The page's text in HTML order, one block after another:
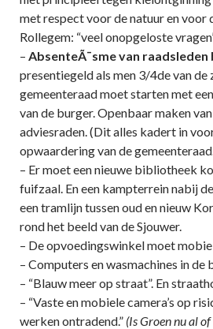
met respect voor de natuur en voor
Rollegem: “veel onopgeloste
– AbsenteÃ¯sme van
presentiegeld als men 3/4de van
gemeenteraad moet starten met
van de burger. Openbaar maken
adviesraden. (Dit alles kadert in
opwaardering van de
– Er moet een nieuwe bibliotheek
fuifzaal. En een kampterrein nabij
een tramlijn tussen oud en nieuw
rond het beeld van de Sjouwer.
– De opvoedingswinkel moet
– Computers en wasmachines in de
– “Blauw meer op straat”. En
– “Vaste en mobiele camera’s op
werken ontradend.” (Is Groen nu al